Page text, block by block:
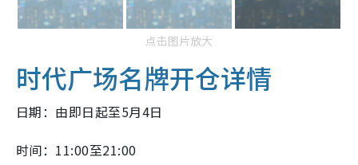
点击图片放大
时代广场名牌开仓详情
日期：由即日起至5月4日
时间：11:00至21:00